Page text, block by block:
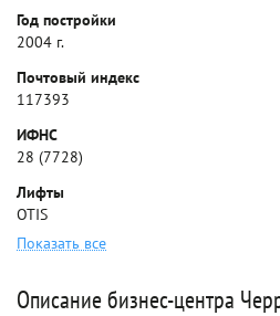
Год постройки
2004 г.
Почтовый индекс
117393
ИФНС
28 (7728)
Лифты
OTIS
Показать все
Описание бизнес-центра